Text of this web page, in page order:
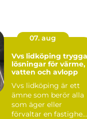
07. aug
Vvs lidköping trygga
lösningar för värme,
vatten och avlopp
Vvs lidköping är ett
ämne som berör alla
som äger eller
förvaltar en fastighet